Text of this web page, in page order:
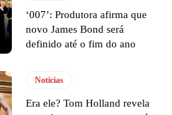
‘007’: Produtora afirma que
novo James Bond será
definido até o fim do ano
Notícias
Era ele? Tom Holland revela